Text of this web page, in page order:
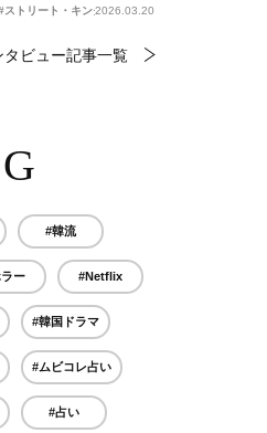
ストリート・キングダム 自分の音を鳴らせ。
2026.03.20
タビュー記事一覧
#韓流
ー #Netflix
#韓国ドラマ
#ムビコレ占い
#占い